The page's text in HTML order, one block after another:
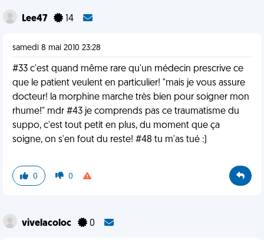
Lee47 14
samedi 8 mai 2010 23:28
#33 c'est quand même rare qu'un médecin prescrive ce
que le patient veulent en particulier! "mais je vous assure
docteur! la morphine marche très bien pour soigner mon
rhume!" mdr #43 je comprends pas ce traumatisme du
suppo, c'est tout petit en plus, du moment que ça
soigne, on s'en fout du reste! #48 tu m'as tué :)
0 0
vivelacoloc 0